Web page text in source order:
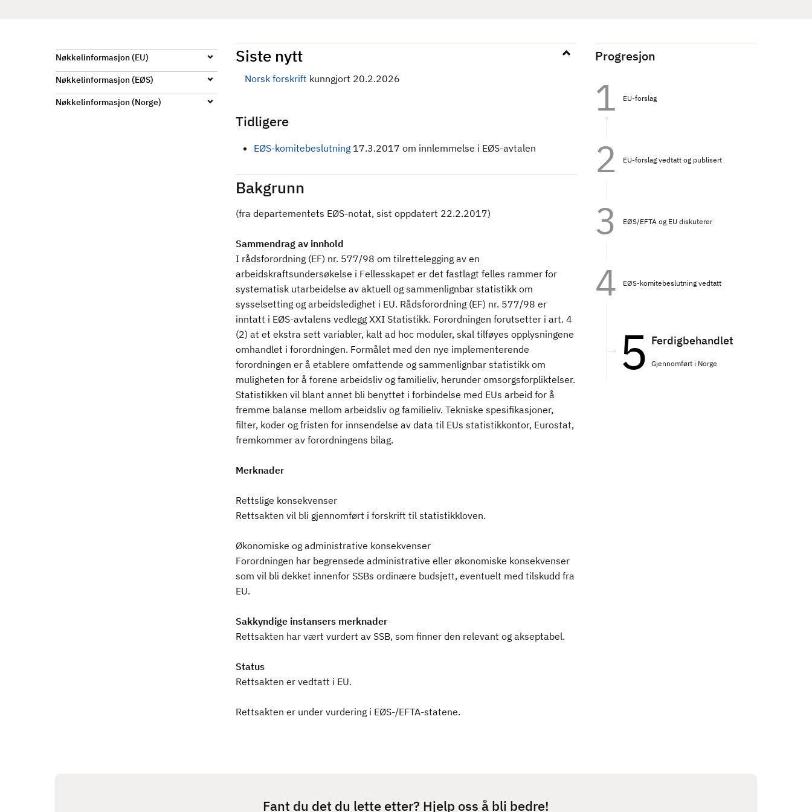
Nøkkelinformasjon (EU)
Nøkkelinformasjon (EØS)
Nøkkelinformasjon (Norge)
Siste nytt
Norsk forskrift kunngjort 20.2.2026
Tidligere
EØS-komitebeslutning17.3.2017 om innlemmelse i EØS-avtalen
Bakgrunn
(fra departementets EØS-notat, sist oppdatert 22.2.2017)
Sammendrag av innhold
I rådsforordning (EF) nr. 577/98 om tilrettelegging av en
arbeidskraftsundersøkelse i Fellesskapet er det fastlagt felles rammer for
systematisk utarbeidelse av aktuell og sammenlignbar statistikk om
sysselsetting og arbeidsledighet i EU. Rådsforordning (EF) nr. 577/98 er
inntatt i EØS-avtalens vedlegg XXI Statistikk. Forordningen forutsetter i art. 4
(2) at et ekstra sett variabler, kalt ad hoc moduler, skal tilføyes opplysningene
omhandlet i forordningen. Formålet med den nye implementerende
forordningen er å etablere omfattende og sammenlignbar statistikk om
muligheten for å forene arbeidsliv og familieliv, herunder omsorgsforpliktelser.
Statistikken vil blant annet bli benyttet i forbindelse med EUs arbeid for å
fremme balanse mellom arbeidsliv og familieliv. Tekniske spesifikasjoner,
filter, koder og fristen for innsendelse av data til EUs statistikkontor, Eurostat,
fremkommer av forordningens bilag.
Merknader
Rettslige konsekvenser
Rettsakten vil bli gjennomført i forskrift til statistikkloven.
Økonomiske og administrative konsekvenser
Forordningen har begrensede administrative eller økonomiske konsekvenser
som vil bli dekket innenfor SSBs ordinære budsjett, eventuelt med tilskudd fra
EU.
Sakkyndige instansers merknader
Rettsakten har vært vurdert av SSB, som finner den relevant og akseptabel.
Status
Rettsakten er vedtatt i EU.
Rettsakten er under vurdering i EØS-/EFTA-statene.
Progresjon
EU-forslag
EU-forslag vedtatt og publisert
EØS/EFTA og EU diskuterer
EØS-komitebeslutning vedtatt
Ferdigbehandlet
Gjennomført i Norge
Fant du det du lette etter? Hjelp oss å bli bedre!